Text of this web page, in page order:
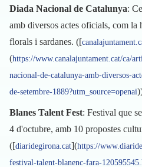
Diada Nacional de Catalunya:
amb diversos actes oficials, com la
florals i sardanes. ([
(https://www.canalajuntament.cat/ca/
nacional-de-catalunya-amb-diversos-
de-setembre-1889?utm_source=openai
Blanes Talent Fest: Festival que
4 d'octubre, amb 10 propostes
([diaridegirona.cat](https://
festival-talent-blanenc-fara-